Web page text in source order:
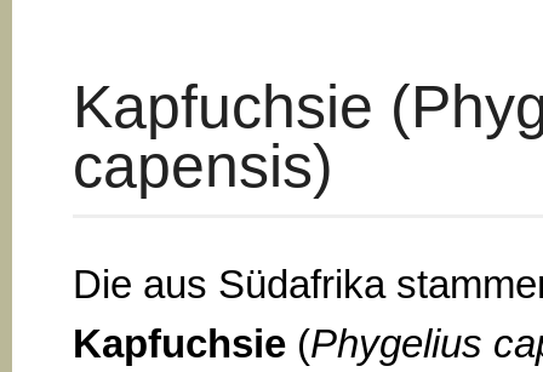
Kapfuchsie
capensis)
Die aus Südafrika
Kapfuchsie(Phygelius